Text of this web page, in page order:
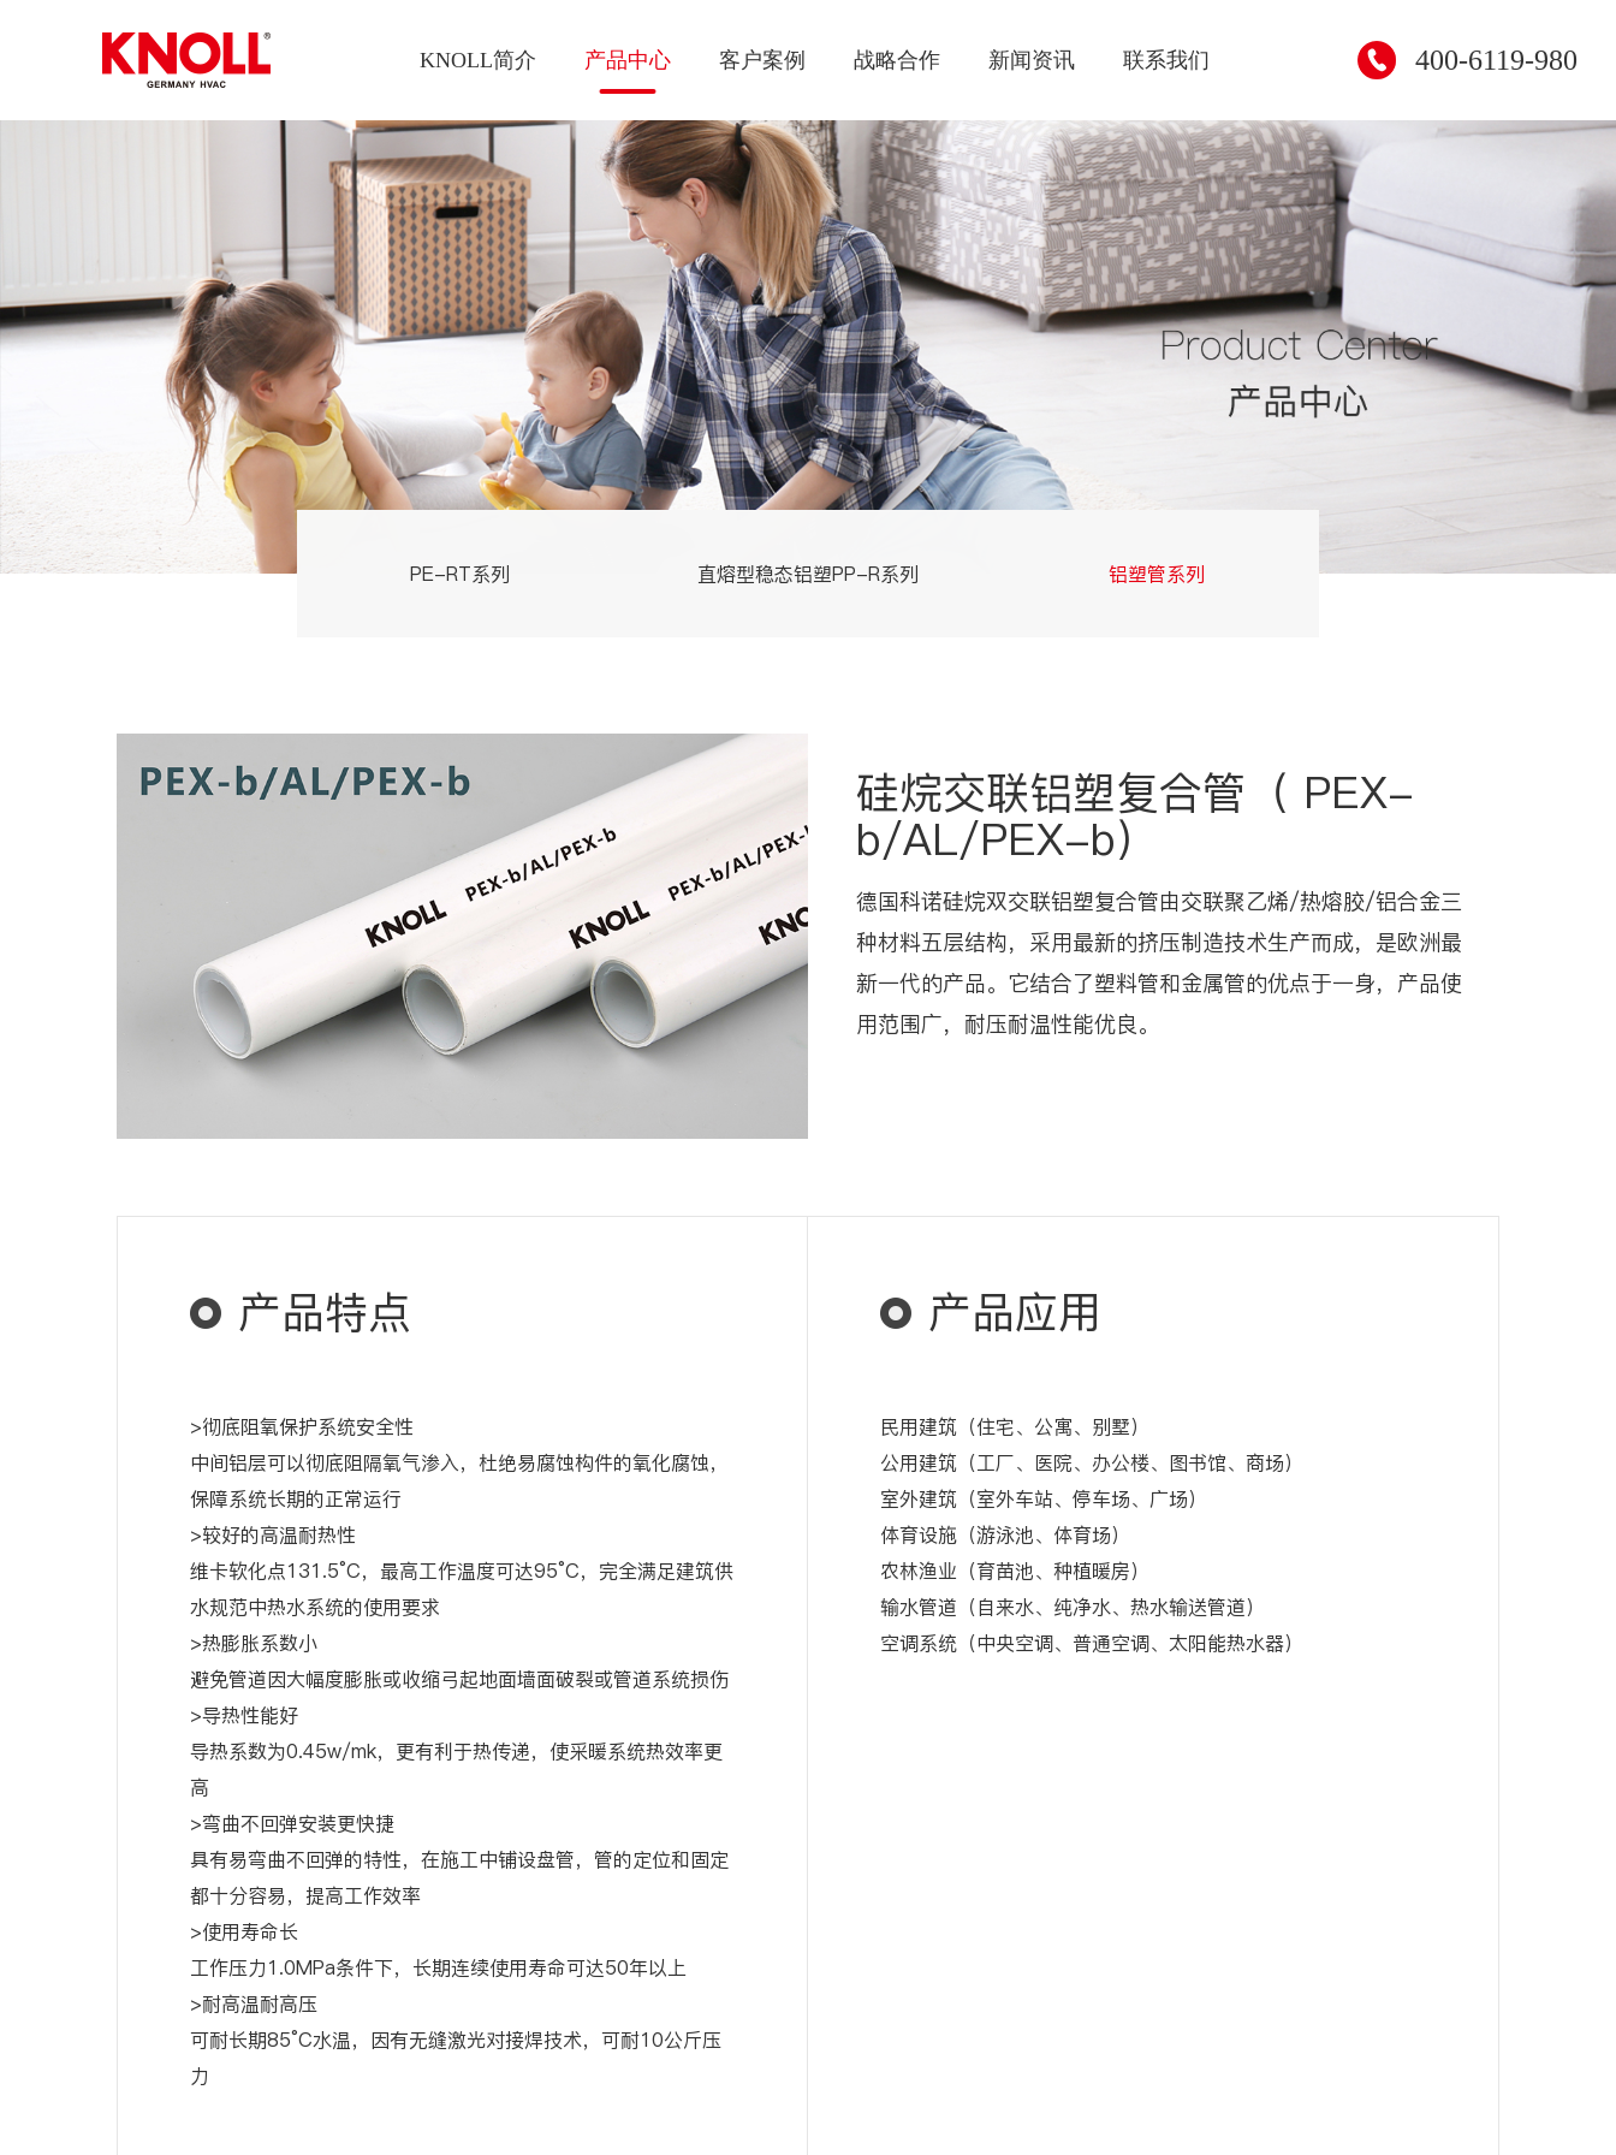
KNOLL简介 产品中心 客户案例 战略合作 新闻资讯 联系我们 400-6119-980
PE-RT系列 直熔型稳态铝塑PP-R系列 铝塑管系列 交联管系列
硅烷交联铝塑复合管（ PEX-
b/AL/PEX-b）
德国科诺硅烷双交联铝塑复合管由交联聚乙烯/热熔胶/铝合金三
种材料五层结构，采用最新的挤压制造技术生产而成，是欧洲最
新一代的产品。它结合了塑料管和金属管的优点于一身，产品使
用范围广，耐压耐温性能优良。
产品特点
>彻底阻氧保护系统安全性
中间铝层可以彻底阻隔氧气渗入，杜绝易腐蚀构件的氧化腐蚀，
保障系统长期的正常运行
>较好的高温耐热性
维卡软化点131.5°C，最高工作温度可达95°C，完全满足建筑供
水规范中热水系统的使用要求
>热膨胀系数小
避免管道因大幅度膨胀或收缩弓起地面墙面破裂或管道系统损伤
>导热性能好
导热系数为0.45w/mk，更有利于热传递，使采暖系统热效率更
高
>弯曲不回弹安装更快捷
具有易弯曲不回弹的特性，在施工中铺设盘管，管的定位和固定
都十分容易，提高工作效率
>使用寿命长
工作压力1.0MPa条件下，长期连续使用寿命可达50年以上
>耐高温耐高压
可耐长期85°C水温，因有无缝激光对接焊技术，可耐10公斤压
力
产品应用
民用建筑（住宅、公寓、别墅）
公用建筑（工厂、医院、办公楼、图书馆、商场）
室外建筑（室外车站、停车场、广场）
体育设施（游泳池、体育场）
农林渔业（育苗池、种植暖房）
输水管道（自来水、纯净水、热水输送管道）
空调系统（中央空调、普通空调、太阳能热水器）